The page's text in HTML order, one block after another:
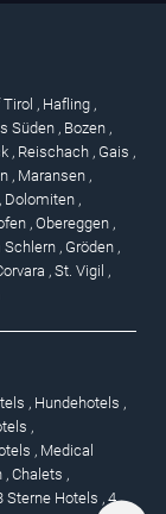
, Hafling ,
Süden , Bozen ,
, Reischach , Gais ,
, Maransen ,
, Dolomiten ,
, Obereggen ,
Schlern , Gröden ,
, St. Vigil ,
, Hundehotels ,
,
, Medical
, Chalets ,
Sterne Hotels , 4